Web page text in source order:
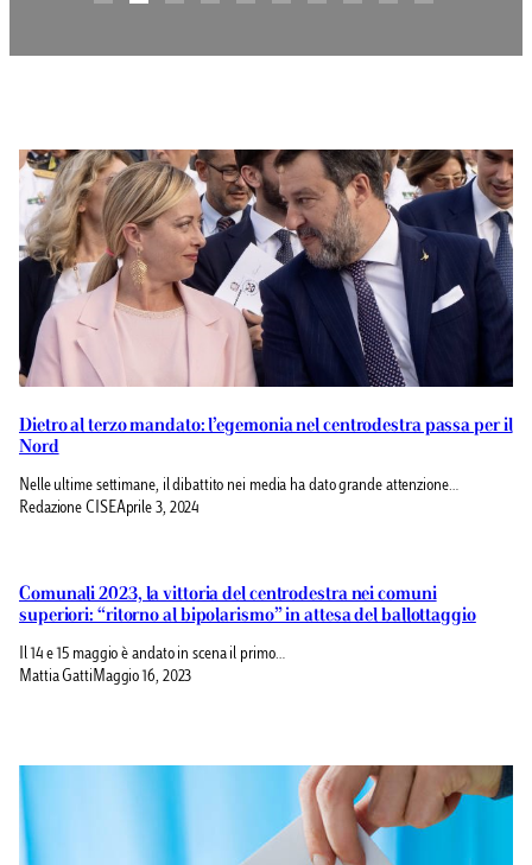
Dietro al terzo mandato: l’egemonia nel centrodestra passa per il
Nord
Nelle ultime settimane, il dibattito nei media ha dato grande attenzione…
Redazione CISEAprile 3, 2024
Comunali 2023, la vittoria del centrodestra nei comuni
superiori: “ritorno al bipolarismo” in attesa del ballottaggio
Il 14 e 15 maggio è andato in scena il primo…
Mattia Gatti Maggio 16, 2023